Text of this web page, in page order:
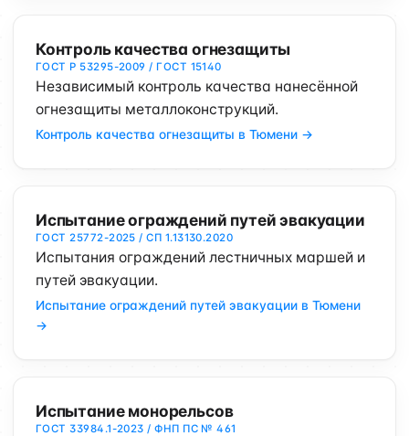
Контроль качества огнезащиты
ГОСТ Р 53295-2009 / ГОСТ 15140
Независимый контроль качества нанесённой
огнезащиты металлоконструкций.
Контроль качества огнезащиты в Тюмени →
Испытание ограждений путей эвакуации
ГОСТ 25772-2025 / СП 1.13130.2020
Испытания ограждений лестничных маршей и
путей эвакуации.
Испытание ограждений путей эвакуации в Тюмени
→
Испытание монорельсов
ГОСТ 33984.1-2023 / ФНП ПС № 461